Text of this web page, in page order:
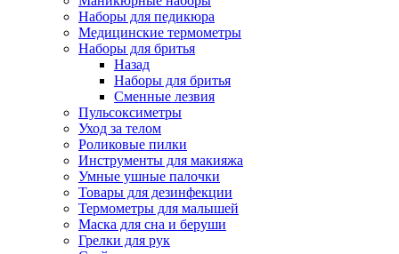
Наборы для педикюра
Медицинские термометры
Наборы для бритья
Назад
Наборы для бритья
Сменные лезвия
Пульсоксиметры
Уход за телом
Роликовые пилки
Инструменты для макияжа
Умные ушные палочки
Товары для дезинфекции
Термометры для малышей
Маска для сна и беруши
Грелки для рук